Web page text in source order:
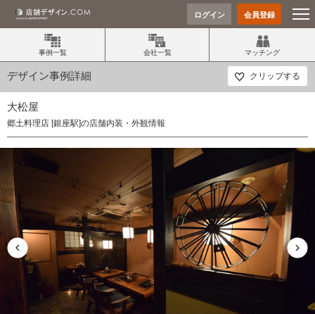
ログイン 会員登録
事例一覧 会社一覧 マッチング
デザイン事例詳細 クリップする
大松屋
郷土料理店 [銀座駅]の店舗内装・外観情報